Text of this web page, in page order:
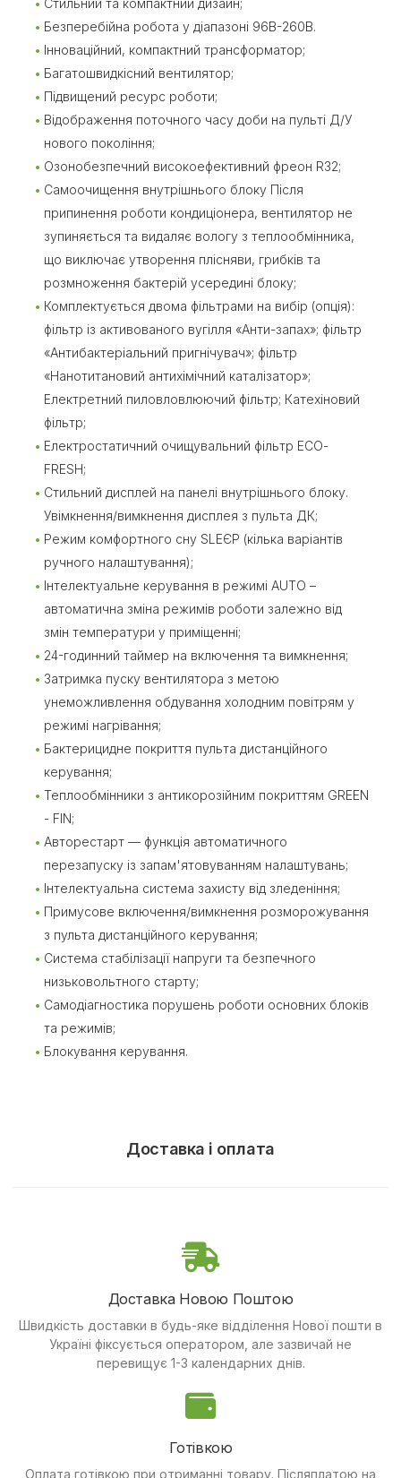
Стильний та компактний дизайн;
Безперебійна робота у діапазоні 96В-260В.
Інноваційний, компактний трансформатор;
Багатошвидкісний вентилятор;
Підвищений ресурс роботи;
Відображення поточного часу доби на пульті Д/У
нового покоління;
Озонобезпечний високоефективний фреон R32;
Самоочищення внутрішнього блоку Після
припинення роботи кондиціонера, вентилятор не
зупиняється та видаляє вологу з теплообмінника,
що виключає утворення плісняви, грибків та
розмноження бактерій усередині блоку;
Комплектується двома фільтрами на вибір (опція):
фільтр із активованого вугілля «Анти-запах»; фільтр
«Антибактеріальний пригнічувач»; фільтр
«Нанотитановий антихімічний каталізатор»;
Електретний пиловловлюючий фільтр; Катехіновий
фільтр;
Електростатичний очищувальний фільтр ЕСО-
FRESH;
Стильний дисплей на панелі внутрішнього блоку.
Увімкнення/вимкнення дисплея з пульта ДК;
Режим комфортного сну SLЕЄР (кілька варіантів
ручного налаштування);
Інтелектуальне керування в режимі AUTO –
автоматична зміна режимів роботи залежно від
змін температури у приміщенні;
24-годинний таймер на включення та вимкнення;
Затримка пуску вентилятора з метою
унеможливлення обдування холодним повітрям у
режимі нагрівання;
Бактерицидне покриття пульта дистанційного
керування;
Теплообмінники з антикорозійним покриттям GREEN
- FIN;
Авторестарт — функція автоматичного
перезапуску із запам'ятовуванням налаштувань;
Інтелектуальна система захисту від зледеніння;
Примусове включення/вимкнення розморожування
з пульта дистанційного керування;
Система стабілізації напруги та безпечного
низьковольтного старту;
Самодіагностика порушень роботи основних блоків
та режимів;
Блокування керування.
Доставка і оплата
Доставка Новою Поштою
Швидкість доставки в будь-яке відділення Нової пошти в
Україні фіксується оператором, але зазвичай не
перевищує 1-3 календарних днів.
Готівкою
Оплата готівкою при отриманні товару. Післяплатою на